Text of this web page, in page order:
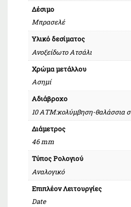
Δέσιμο
Μπρασελέ
Υλικό δεσίματος
Ανοξείδωτο Ατσάλι
Χρώμα μετάλλου
Ασημί
Αδιάβροχο
10 ΑΤΜ:κολύμβηση-θαλάσσια
Διάμετρος
46 mm
Τύπος Ρολογιού
Αναλογικό
Επιπλέον Λειτουργίες
Date